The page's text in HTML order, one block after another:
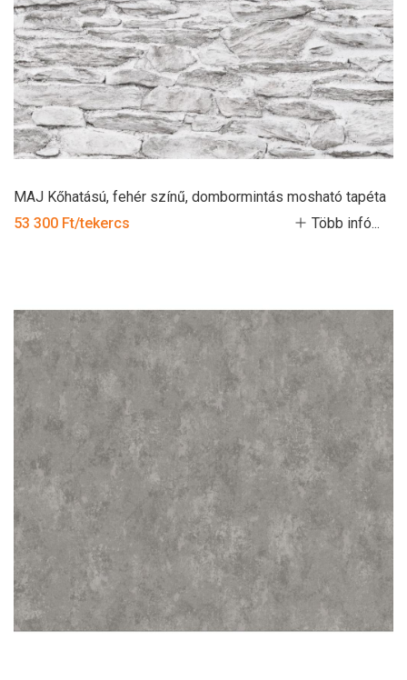
MAJ Kőhatású, fehér színű, dombormintás mosható tapéta
53 300 Ft/tekercs
Több infó...